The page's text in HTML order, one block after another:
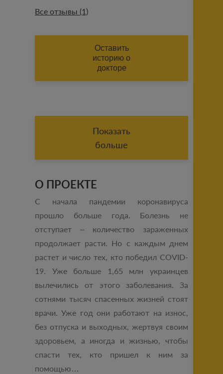
Все отзывы (1)
Оставить
историю о
докторе
ИМЯ (АВТОРА ОТЗЫВА)
ФАМИЛИЯ (АВТОРА ОТЗЫВА)
Добавить историю
Отправить
ознакомлен с публичными
условиями проекта
Показать
больше
О ПРОЕКТЕ
С начала пандемии коронавируса
прошло больше года. Болезнь не
отступает – количество зараженных
продолжает расти. Но с каждым днем
растет и число тех, кто победил COVID-
19. Уже больше 1,65 млн украинцев
вылечились от этого заболевания. За
сотнями тысяч спасенных жизней стоят
врачи. Уже год они работают на износ,
без отпуска и выходных, жертвуя своим
здоровьем, а иногда и жизнью, чтобы
спасти тех, кто пришел к ним за
помощью…